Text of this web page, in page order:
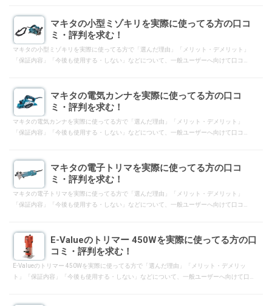
マキタの小型ミゾキリを実際に使ってる方の口コ
ミ・評判を求む！
マキタの小型ミゾキリを実際に使ってる方で「選んだ理由」「メリット・デメリット」
「保証内容」「今後も使用する・しない」などについて、一般ユーザーへ向けて口コ
マキタの電気カンナを実際に使ってる方の口コ
ミ・評判を求む！
マキタの電気カンナを実際に使ってる方で「選んだ理由」「メリット・デメリット」
「保証内容」「今後も使用する・しない」などについて、一般ユーザーへ向けて口コ
マキタの電子トリマを実際に使ってる方の口コ
ミ・評判を求む！
マキタの電子トリマを実際に使ってる方で「選んだ理由」「メリット・デメリット」
「保証内容」「今後も使用する・しない」などについて、一般ユーザーへ向けて口コ
E-Valueのトリマー 450Wを実際に使ってる方の口
コミ・評判を求む！
E-Valueのトリマー 450Wを実際に使ってる方で「選んだ理由」「メリット・デメリッ
ト」「保証内容」「今後も使用する・しない」などについて、一般ユーザーへ向けて口